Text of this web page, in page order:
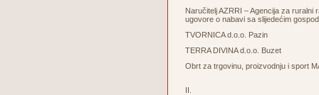
Naručitelj AZRRI – Agencija za
ugovore o nabavi sa slijedećim
TVORNICA d.o.o. Pazin
TERRA DIVINA d.o.o. Buzet
Obrt za trgovinu, proizvodnju i sport
II.